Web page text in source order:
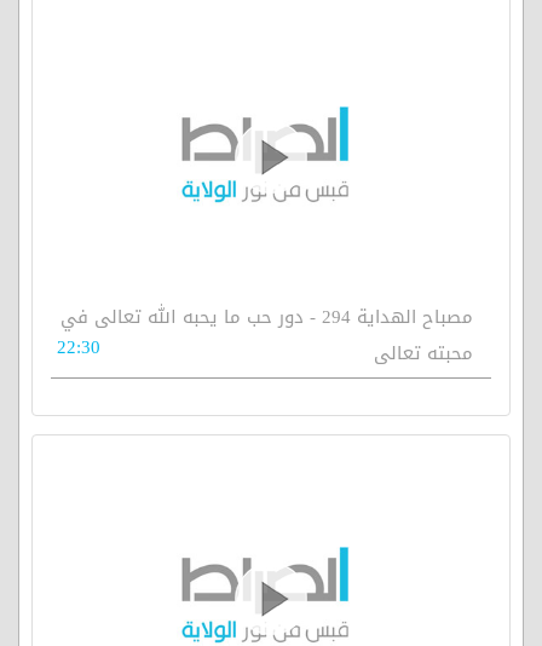
مصباح الهداية 294 - دور حب ما يحبه الله تعالى في
محبته تعالى
22:30